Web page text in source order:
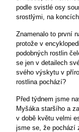
podle svistlé osy
srostlými, na
Znamenalo to první
protože v
podobných rostlin
se jen v detailech
svého výskytu v
rostlina pochází?
Před týdnem jsme
Myšáka staršího a
v době květu velmi
jsme se, že pochází